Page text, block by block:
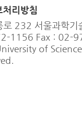
처리방침
232 서울과학기
1156 Fax : 02-
of